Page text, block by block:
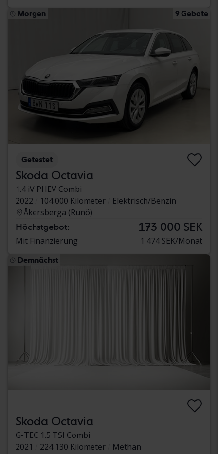
Morgen 9 Gebote
Getestet
Skoda Octavia
1.4 iV PHEV Combi
2022
104 000 Kilometer
Elektrisch/Benzin
Åkersberga (Runö)
Höchstgebot: 173 000 SEK
Mit Finanzierung 1 474 SEK/Monat
Demnächst
Skoda Octavia
G-TEC 1.5 TSI Combi
2021
224 130 Kilometer
Methan